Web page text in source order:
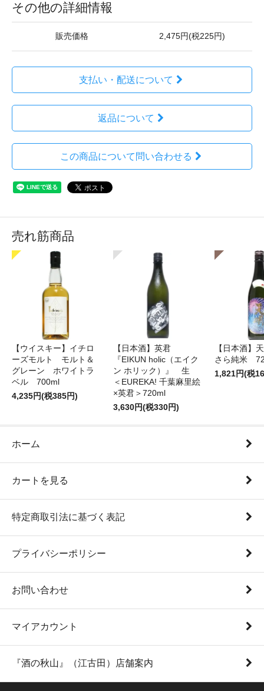
その他の詳細情報
販売価格 2,475円(税225円)
支払い・配送について
返品について
この商品について問い合わせる
売れ筋商品
【ウイスキー】イチロ
ーズモルト モルト＆
グレーン ホワイトラ
ベル 700ml
4,235円(税385円)
【日本酒】英君
『EIKUN holic（エイク
ン ホリック）』 生
＜EUREKA! 千葉麻里絵
×英君＞720ml
3,630円(税330円)
【日本酒】
さら純米
1,821円(税
ホーム
カートを見る
特定商取引法に基づく表記
プライバシーポリシー
お問い合わせ
マイアカウント
『酒の秋山』（江古田）店舗案内